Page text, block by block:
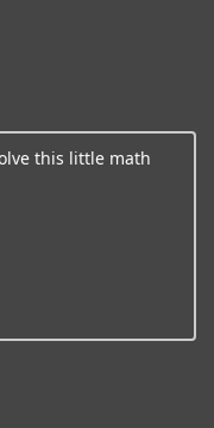
this little math